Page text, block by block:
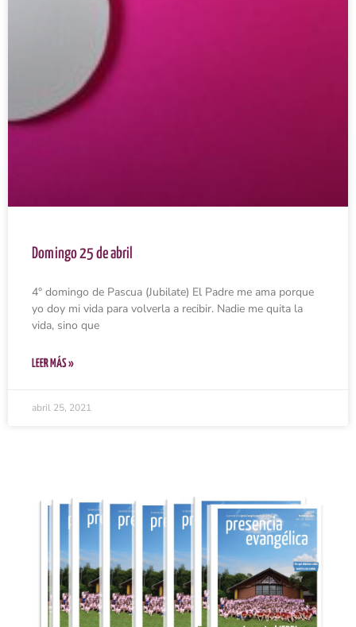
Domingo 25 de abril
4° domingo de Pascua (Jubilate) El Padre me ama porque
yo doy mi vida para volverla a recibir. Nadie me quita la
vida, sino que
LEER MÁS »
abril 25, 2021
Ingresar